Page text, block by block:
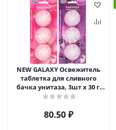
NEW GALAXY Освежитель
таблетка для сливного
бачка унитаза, 3шт x 30 г,
бабл гам, лаванда
80.50 ₽